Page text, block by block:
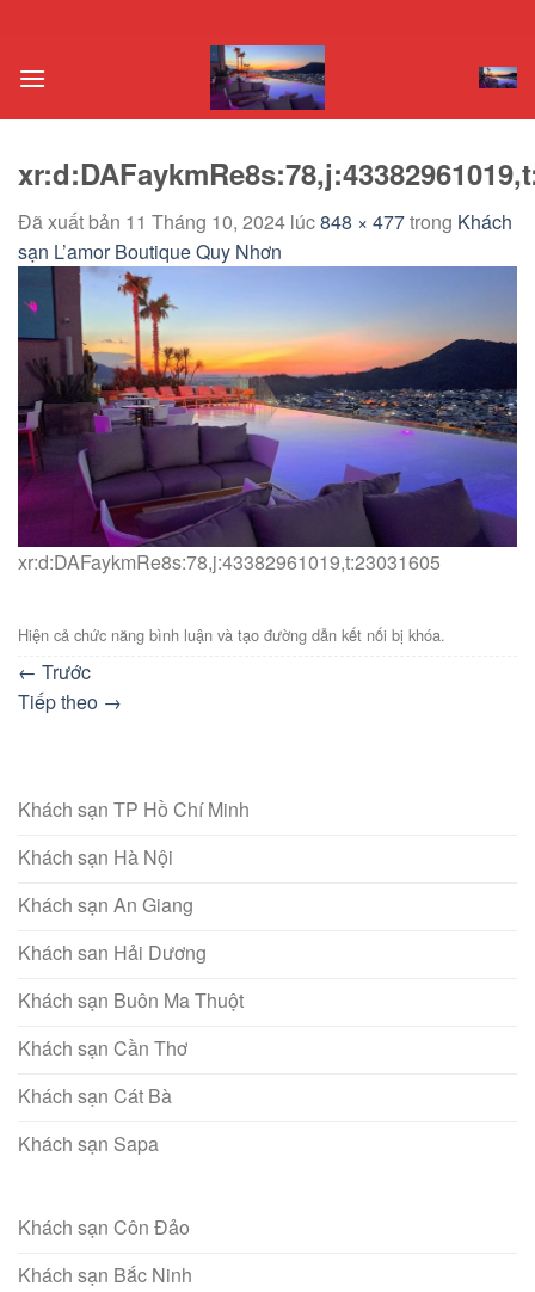
nội
Đã xuất bản 11 Tháng 10, 2024 lúc848 × 477trong Khách
sạn L’amor Boutique Quy Nhơn
xr:d:DAFaykmRe8s:78,j:43382961019,t:23031605
Hiện cả chức năng bình luận và tạo đường dẫn kết nối bị khóa.
← Trước
Tiếp theo →
Khách sạn TP Hồ Chí Minh
Khách sạn Hà Nội
Khách sạn An Giang
Khách san Hải Dương
Khách sạn Buôn Ma Thuột
Khách sạn Cần Thơ
Khách sạn Cát Bà
Khách sạn Sapa
Khách sạn Côn Đảo
Khách sạn Bắc Ninh